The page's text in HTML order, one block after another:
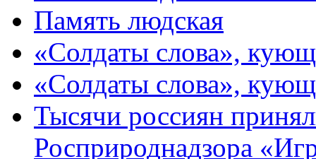
Память людская
«Солдаты слова»,
«Солдаты слова»,
Тысячи россиян
Росприроднадзора